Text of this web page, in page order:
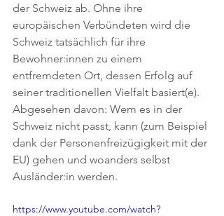
der Schweiz ab. Ohne ihre
europäischen Verbündeten wird die
Schweiz tatsächlich für ihre
Bewohner:innen zu einem
entfremdeten Ort, dessen Erfolg auf
seiner traditionellen Vielfalt basiert(e).
Abgesehen davon: Wem es in der
Schweiz nicht passt, kann (zum Beispiel
dank der Personenfreizügigkeit mit der
EU) gehen und woanders selbst
Ausländer:in werden.
https://www.youtube.com/watch?